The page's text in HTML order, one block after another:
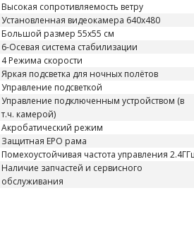
Высокая сопротивляемость ветру
Установленная видеокамера 640x480
Большой размер 55х55 см
6-Осевая система стабилизации
4 Режима скорости
Яркая подсветка для ночных полётов
Управление подсветкой
Управление подключенным устройством (в
т.ч. камерой)
Акробатический режим
Защитная EPO рама
Помехоустойчивая частота управления
Наличие запчастей и сервисного
обслуживания